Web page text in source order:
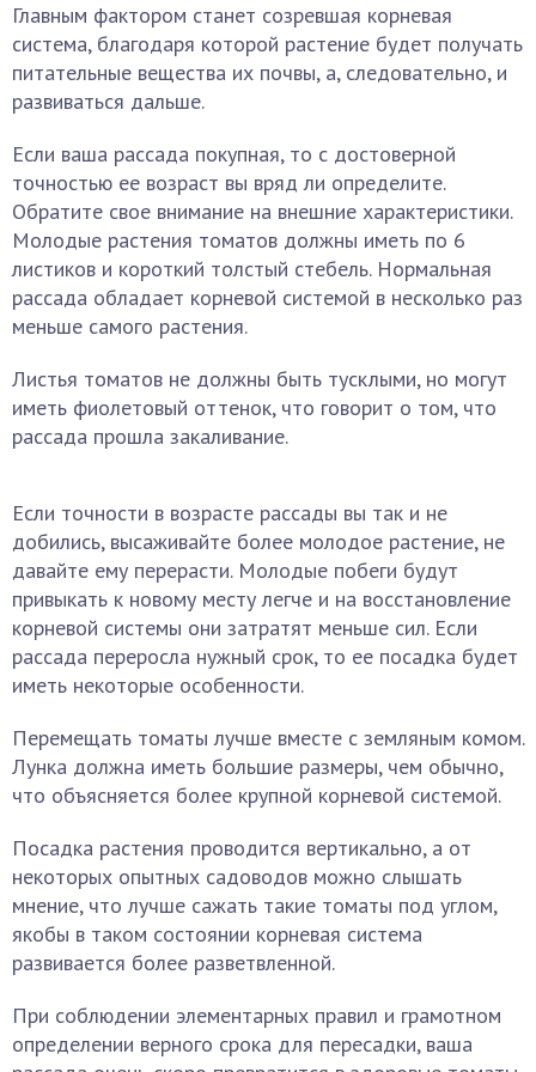
Главным фактором станет созревшая корневая
система, благодаря которой растение будет получать
питательные вещества их почвы, а, следовательно, и
развиваться дальше.
Если ваша рассада покупная, то с достоверной
точностью ее возраст вы вряд ли определите.
Обратите свое внимание на внешние характеристики.
Молодые растения томатов должны иметь по 6
листиков и короткий толстый стебель. Нормальная
рассада обладает корневой системой в несколько раз
меньше самого растения.
Листья томатов не должны быть тусклыми, но могут
иметь фиолетовый оттенок, что говорит о том, что
рассада прошла закаливание.
Если точности в возрасте рассады вы так и не
добились, высаживайте более молодое растение, не
давайте ему перерасти. Молодые побеги будут
привыкать к новому месту легче и на восстановление
корневой системы они затратят меньше сил. Если
рассада переросла нужный срок, то ее посадка будет
иметь некоторые особенности.
Перемещать томаты лучше вместе с земляным комом.
Лунка должна иметь большие размеры, чем обычно,
что объясняется более крупной корневой системой.
Посадка растения проводится вертикально, а от
некоторых опытных садоводов можно слышать
мнение, что лучше сажать такие томаты под углом,
якобы в таком состоянии корневая система
развивается более разветвленной.
При соблюдении элементарных правил и грамотном
определении верного срока для пересадки, ваша